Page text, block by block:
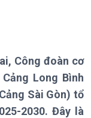
Công đoàn cơ
Long Bình
Sài Gòn) tổ
2030. Đây là